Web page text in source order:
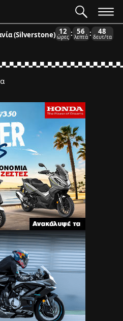
(Silverstone) 12
ώρες : 56
λεπτά : 48
δευτ/τα